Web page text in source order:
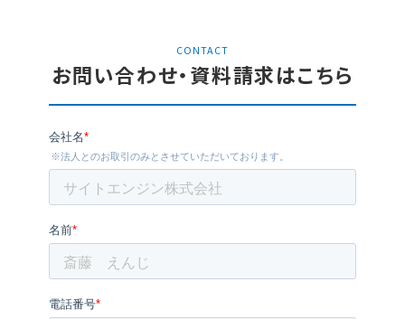
CONTACT
お問い合わせ・資料請求はこちら